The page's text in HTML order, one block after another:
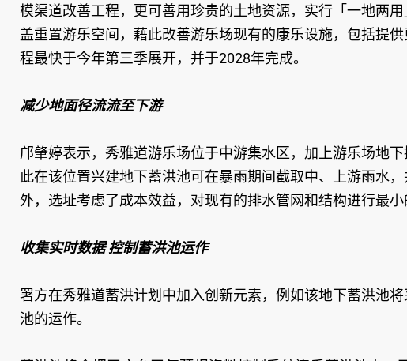
模渠道改善工程，更可善用珍贵的土地资源，实行「一地两
盖重置游乐空间，藉此改善游乐场现有的康乐设施，包括提
程最快于今年第三季展开，并于2028年完成。
减少地面径流流至下游
邝肇婷表示，秀雅道游乐场位于中游集水区，加上游乐场地
此在该位置兴建地下蓄洪池可在暴雨期间截取中、上游雨水
外，选址考虑了成本效益，对现有的排水管网和结构进行最小
收集实时数据 控制蓄洪池运作
署方在秀雅道蓄洪计划中加入创新元素，例如该地下蓄洪池
池的运作。